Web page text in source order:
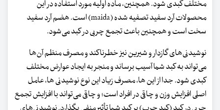
مختلف کبدی شود. همچنین، ماده اولیه مورد استفاده در این
محصولات آرد سفید تصفیه شده (maida) است. هضم آرد سفید
سخت است و همچنین باعث تجمع چربی در کبد می‌شود.
نوشیدنی‌های گازدار و شیرین نیز خطرناکند و مصرف منظم آن‌ها
می‌تواند به کبد شما آسیب برساند و منجر به ایجاد عوارض مختلف
کبدی شود. جدا از این ها، مصرف زیاد این نوع نوشیدنی ها، عامل
اصلی افزایش وزن و چاقی در افراد است؛ و چاقی می‌تواند با افزایش تجمع